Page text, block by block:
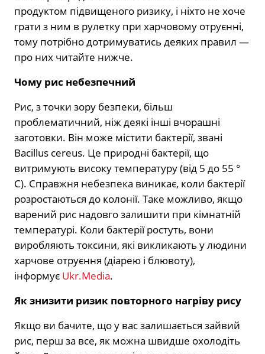
продуктом підвищеного ризику, і ніхто не хоче
грати з ним в рулетку при харчовому отруєнні,
тому потрібно дотримуватись деяких правил —
про них читайте нижче.
Чому рис небезпечний
Рис, з точки зору безпеки, більш
проблематичний, ніж деякі інші вчорашні
заготовки. Він може містити бактерії, звані
Bacillus cereus. Це природні бактерії, що
витримують високу температуру (від 5 до 55 °
С). Справжня небезпека виникає, коли бактерії
розростаються до колонії. Таке можливо, якщо
варений рис надовго залишити при кімнатній
температурі. Коли бактерії ростуть, вони
виробляють токсини, які викликають у людини
харчове отруєння (діарею і блювоту),
інформує Ukr.Media.
Як знизити ризик повторного нагріву рису
Якщо ви бачите, що у вас залишається зайвий
рис, перш за все, як можна швидше охолодіть